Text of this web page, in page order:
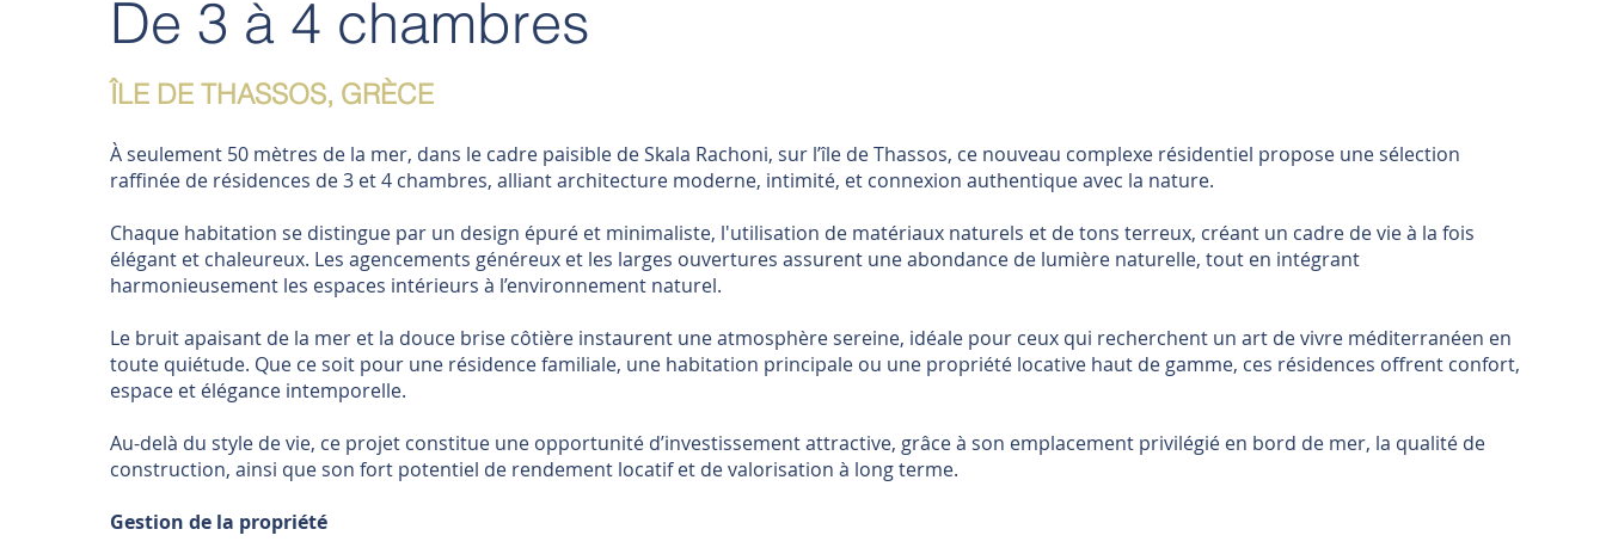
De 3 à 4 chambres
ÎLE DE THASSOS, GRÈCE
À seulement 50 mètres de la mer, dans le cadre paisible de Skala Rachoni, sur l’île de Thassos, ce nouveau complexe résidentiel propose une sélection
raffinée de résidences de 3 et 4 chambres, alliant architecture moderne, intimité, et connexion authentique avec la nature.
Chaque habitation se distingue par un design épuré et minimaliste, l'utilisation de matériaux naturels et de tons terreux, créant un cadre de vie à la fois
élégant et chaleureux. Les agencements généreux et les larges ouvertures assurent une abondance de lumière naturelle, tout en intégrant
harmonieusement les espaces intérieurs à l’environnement naturel.
Le bruit apaisant de la mer et la douce brise côtière instaurent une atmosphère sereine, idéale pour ceux qui recherchent un art de vivre méditerranéen en
toute quiétude. Que ce soit pour une résidence familiale, une habitation principale ou une propriété locative haut de gamme, ces résidences offrent confort,
espace et élégance intemporelle.
Au-delà du style de vie, ce projet constitue une opportunité d’investissement attractive, grâce à son emplacement privilégié en bord de mer, la qualité de
construction, ainsi que son fort potentiel de rendement locatif et de valorisation à long terme.
Gestion de la propriété